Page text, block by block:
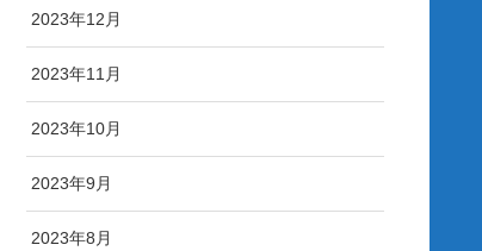
2023年12月
2023年11月
2023年10月
2023年9月
2023年8月